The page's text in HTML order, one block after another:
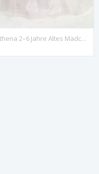
Athena 2–6 Jahre Altes Mädchenkleid 20012, Gebrochenes Weiß